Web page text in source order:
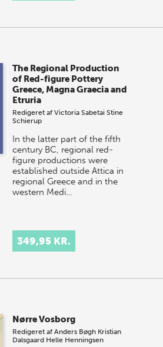
The Regional Production
of Red-figure Pottery
Greece, Magna Graecia and
Etruria
Redigeret afVictoria Sabetai Stine
Schierup
In the latter part of the fifth
century BC, regional red-
figure productions were
established outside Attica in
regional Greece and in the
western Medi…
349,95 KR.
Nørre Vosborg
Redigeret afAnders Bøgh Kristian
Dalsgaard Helle Henningsen